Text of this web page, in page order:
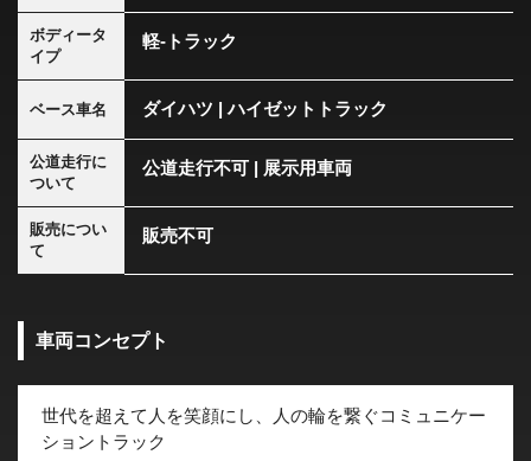
ボディータ
イプ
軽-トラック
ベース車名 ダイハツ | ハイゼットトラック
公道走行に
ついて
公道走行不可 | 展示用車両
販売につい
て
販売不可
車両コンセプト
世代を超えて人を笑顔にし、人の輪を繋ぐコミュニケー
ショントラック